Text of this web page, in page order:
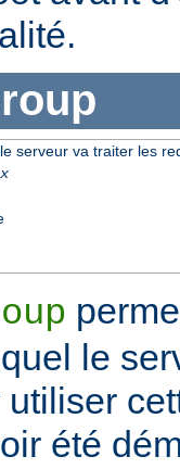
serveur va traiter les
le
été